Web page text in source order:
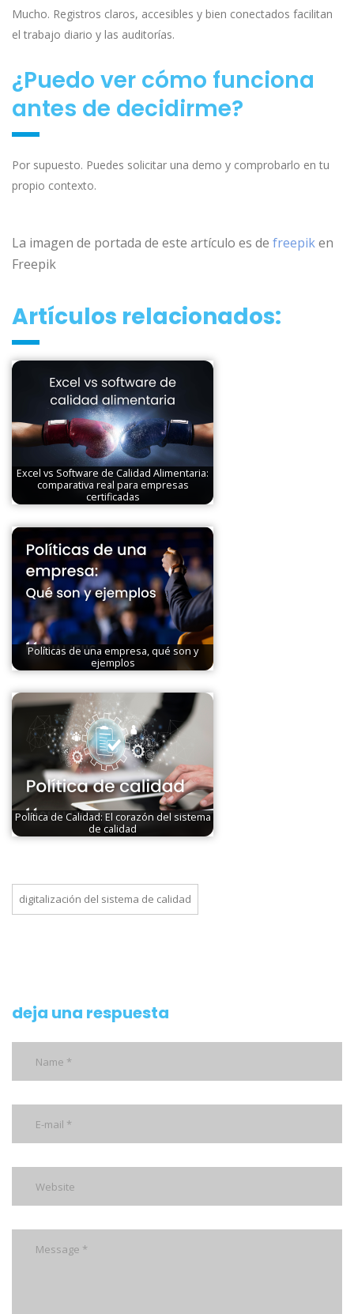
Mucho. Registros claros, accesibles y bien conectados facilitan
el trabajo diario y las auditorías.
¿Puedo ver cómo funciona
antes de decidirme?
Por supuesto. Puedes solicitar una demo y comprobarlo en tu
propio contexto.
La imagen de portada de este artículo es de freepiken
Freepik
Artículos relacionados:
Excel vs Software de Calidad Alimentaria:
comparativa real para empresas
certificadas
Políticas de una empresa, qué son y
ejemplos
Política de Calidad: El corazón del sistema
de calidad
digitalización del sistema de calidad
deja una respuesta